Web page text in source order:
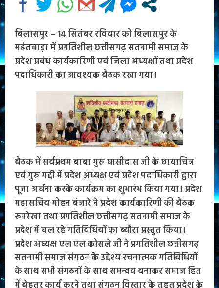
बिलासपुर – 14 सितंबर रविवार को बिलासपुर के
महंतबाड़ा में प्रगतिशील छत्तीसगढ़ सतनामी समाज के
प्रदेश प्रबंध कार्यकारिणी एवं जिला अध्यक्षों तथा प्रदेश
पदाधिकारी का आवश्यक बैठक रखा गया।
बैठक में सर्वप्रथम बाबा गुरु घासीदास जी के छायाचित्र
एवं गुरु गद्दी में प्रदेश अध्यक्ष एवं प्रदेश पदाधिकारी द्वारा
पूजा अर्चना करके कार्यक्रम का शुभारंभ किया गया। प्रदेश
महासचिव मोहन बंजारे ने प्रदेश कार्यकारिणी की बैठक
रूपरेखा तथा प्रगतिशील छत्तीसगढ़ सतनामी समाज के
प्रदेश में चल रहे गतिविधियों का ब्यौरा प्रस्तुत किया।
प्रदेश अध्यक्ष एल एल कोसले जी ने प्रगतिशील छत्तीसगढ़
सतनामी समाज संगठन के उद्देश्य रचनात्मक गतिविधियों
के साथ सभी संगठनों के साथ समन्वय बनाकर समाज हित